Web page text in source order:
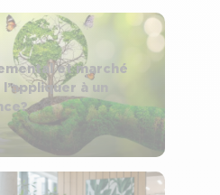
et marché
à un
?